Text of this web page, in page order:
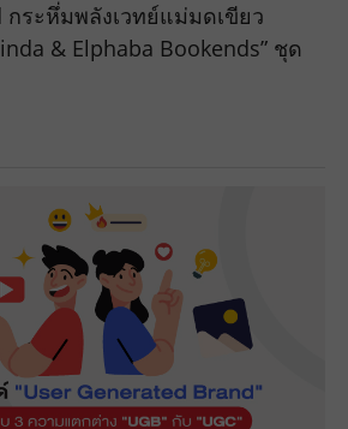
กระหึ่มพลังเวทย์แม่มดเขียว
& Elphaba Bookends” ชุด